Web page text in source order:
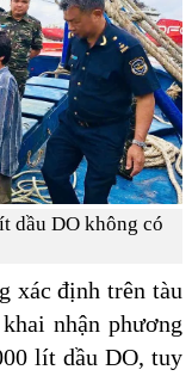
dầu DO không có
xác định trên tàu
nhận phương
lít dầu DO, tuy